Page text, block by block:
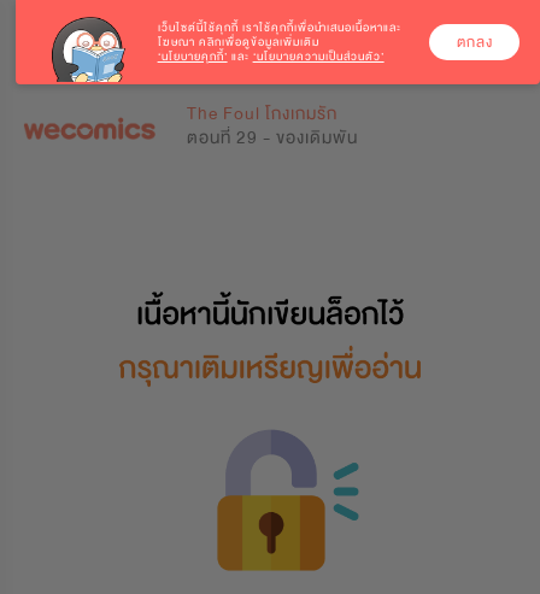
The Foul โกงเกมรัก
ตอนที่ 29 - ของเดิมพัน
เว็บไซต์นี้ใช้คุกกี้ เราใช้คุกกี้เพื่อนำเสนอเนื้อหาและ
โฆษณา คลิกเพื่อดูข้อมูลเพิ่มเติม
‘นโยบายคุกกี้’ และ ‘นโยบายความเป็นส่วนตัว’
ตกลง